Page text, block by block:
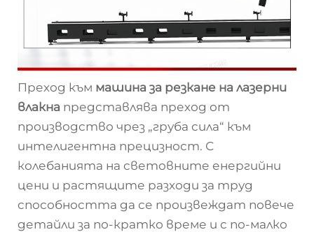
Преход към машина за резкане на лазерни
влакна представлява преход от
производство чрез „груба сила“ към
интелигентна прецизност. С
колебанията на световните енергийни
цени и растящите разходи за труд
способността да се произвеждат повече
детайли за по-кратко време и с по-малко